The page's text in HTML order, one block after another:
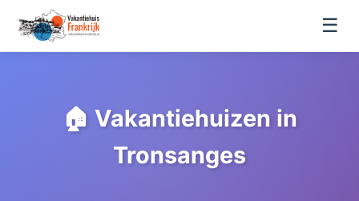
☰
🏠 Vakantiehuizen in
Tronsanges